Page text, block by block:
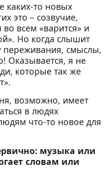
каких-то новых
это – созвучие,
всем «варится» и
Но когда слышит
переживания, смыслы,
Оказывается, я не
которые так же
возможно, имеет
в людях
что-то новое для
музыка или
словам или